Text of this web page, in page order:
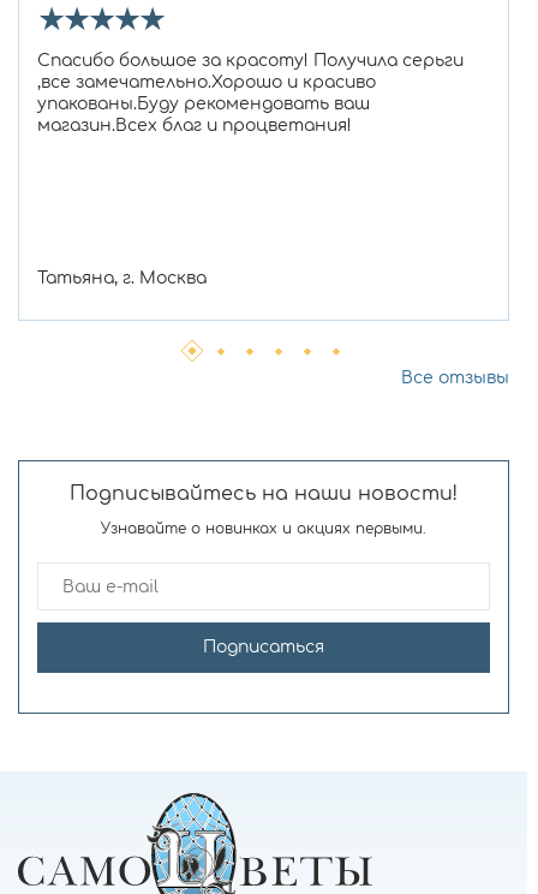
★★★★★
Спасибо большое за красоту! Получила серьги
,все замечательно.Хорошо и красиво
упакованы.Буду рекомендовать ваш
магазин.Всех благ и процветания!
Татьяна, г. Москва
Все отзывы
Подписывайтесь на наши новости!
Узнавайте о новинках и акциях первыми.
Подписаться